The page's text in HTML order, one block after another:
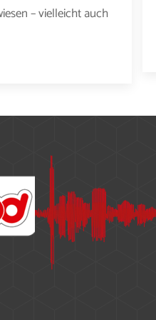
– vielleicht auch